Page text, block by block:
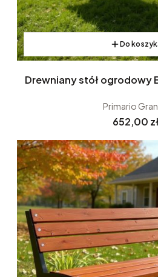
Do
Drewniany stół ogrodowy
Primario
Cena
652,00 zł